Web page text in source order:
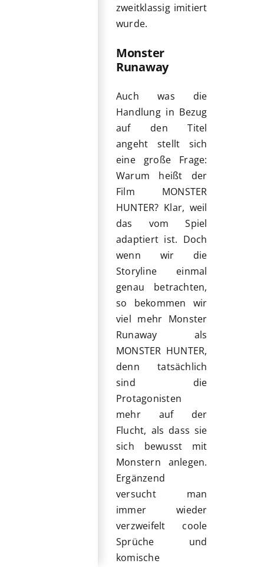
zweitklassig imitiert
wurde.
Monster
Runaway
Auch was die
Handlung in Bezug
auf den Titel
angeht stellt sich
eine große Frage:
Warum heißt der
Film MONSTER
HUNTER? Klar, weil
das vom Spiel
adaptiert ist. Doch
wenn wir die
Storyline einmal
genau betrachten,
so bekommen wir
viel mehr Monster
Runaway als
MONSTER HUNTER,
denn tatsächlich
sind die
Protagonisten
mehr auf der
Flucht, als dass sie
sich bewusst mit
Monstern anlegen.
Ergänzend
versucht man
immer wieder
verzweifelt coole
Sprüche und
komische